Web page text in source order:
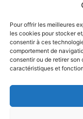
Pour offrir les meilleures
les cookies pour stocker
consentir à ces
comportement de
consentir ou de retirer
caractéristiques et
Site de